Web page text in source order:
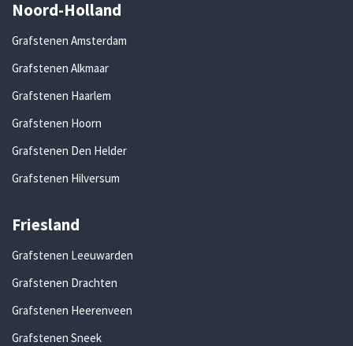
Noord-Holland
Grafstenen Amsterdam
Grafstenen Alkmaar
Grafstenen Haarlem
Grafstenen Hoorn
Grafstenen Den Helder
Grafstenen Hilversum
Friesland
Grafstenen Leeuwarden
Grafstenen Drachten
Grafstenen Heerenveen
Grafstenen Sneek